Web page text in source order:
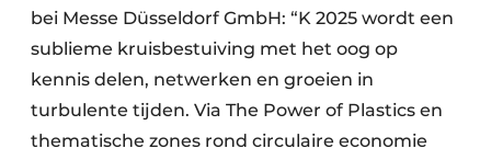
bei Messe Düsseldorf GmbH: “K 2025 wordt een
sublieme kruisbestuiving met het oog op
kennis delen, netwerken en groeien in
turbulente tijden. Via The Power of Plastics en
thematische zones rond circulaire economie